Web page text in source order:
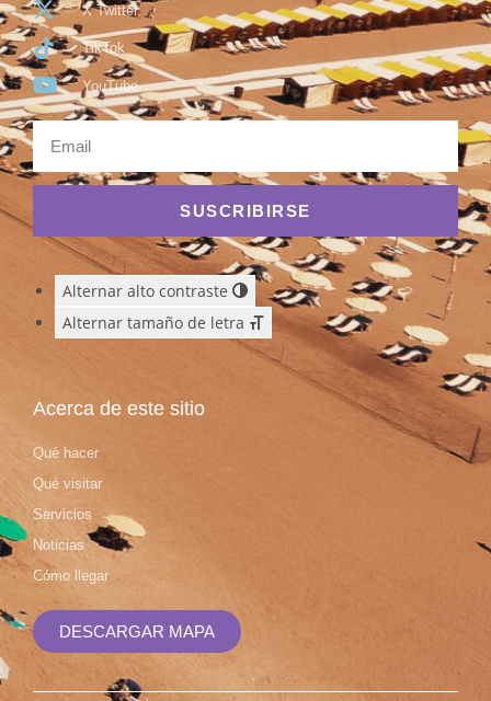
X Twitter
TikTok
YouTube
SUSCRIBIRSE
Alternar alto contraste
Alternar tamaño de letra
Acerca de este sitio
Qué hacer
Qué visitar
Servicios
Noticias
Cómo llegar
DESCARGAR MAPA